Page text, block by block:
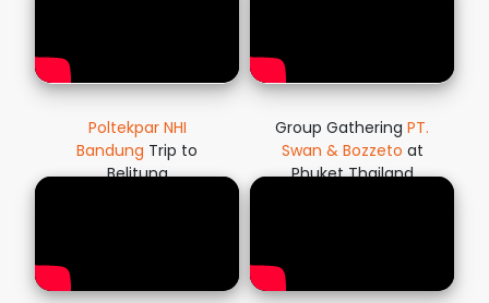
Poltekpar NHI
Bandung Trip to
Belitung
Group Gathering PT.
Swan & Bozzeto at
Phuket Thailand